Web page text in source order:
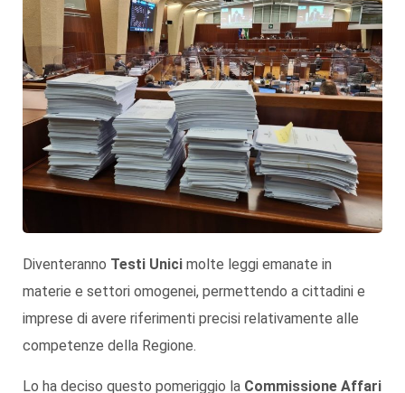
Diventeranno Testi Unici molte leggi emanate in
materie e settori omogenei, permettendo a cittadini e
imprese di avere riferimenti precisi relativamente alle
competenze della Regione.
Lo ha deciso questo pomeriggio la Commissione Affari